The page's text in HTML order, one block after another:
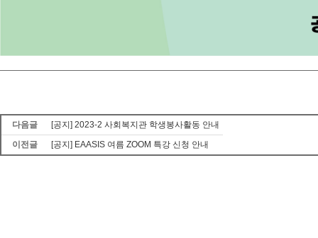
다음글
[공지] 2023-2 사회복지관 학생봉사활동 안내
이전글
[공지] EAASIS 여름 ZOOM 특강 신청 안내